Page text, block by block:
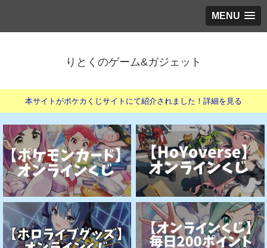
MENU
りとくのゲーム&ガジェット
本サイトがポケカくじサイトにて紹介されました！詳細を見る